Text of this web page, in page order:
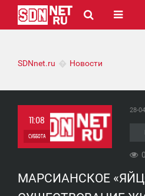
SDNnet.ru Новости
11:08
СУББОТА
28-
0
МАРСИАНСКОЕ